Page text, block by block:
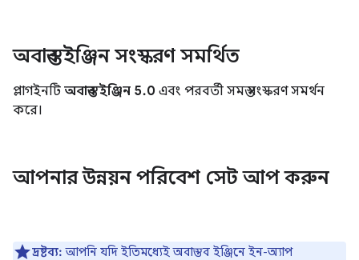
অবাস্তব ইঞ্জিন সংস্করণ সমর্থিত
প্লাগইনটি অবাস্তব ইঞ্জিন 5.0 এবং পরবর্তী সমস্ত সংস্করণ সমর্থন
করে।
আপনার উন্নয়ন পরিবেশ সেট আপ করুন
দ্রষ্টব্য: আপনি যদি ইতিমধ্যেই অবাস্তব ইঞ্জিনে ইন-অ্যাপ